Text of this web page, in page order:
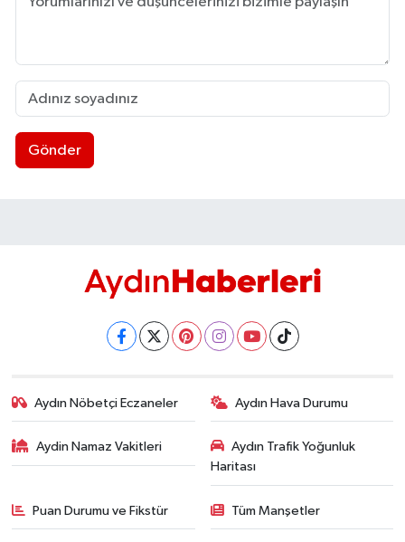
Gönder
Aydın Nöbetçi Eczaneler Aydın Hava Durumu
Aydin Namaz Vakitleri
Aydın Trafik Yoğunluk
Haritası
Puan Durumu ve Fikstür Tüm Manşetler